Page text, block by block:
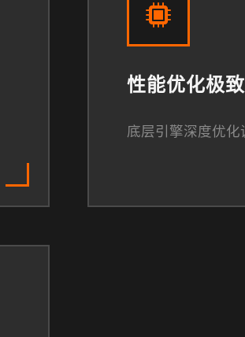
性能优化极致
底层引擎深度优化